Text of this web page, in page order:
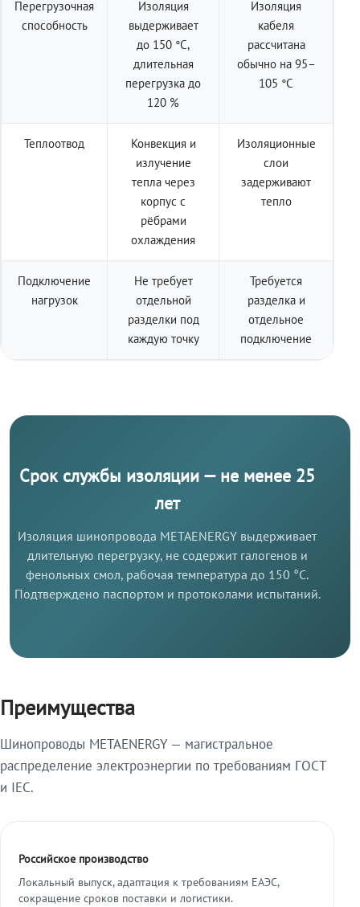
Перегрузочная
способность
Изоляция
выдерживает
до 150 °C,
длительная
перегрузка до
120 %
Изоляция
кабеля
рассчитана
обычно на 95–
105 °C
Теплоотвод
Конвекция и
излучение
тепла через
корпус с
рёбрами
охлаждения
Изоляционные
слои
задерживают
тепло
Подключение
нагрузок
Не требует
отдельной
разделки под
каждую точку
Требуется
разделка и
отдельное
подключение
Срок службы изоляции — не менее 25
лет
Изоляция шинопровода METAENERGY выдерживает
длительную перегрузку, не содержит галогенов и
фенольных смол, рабочая температура до 150 °C.
Подтверждено паспортом и протоколами испытаний.
Преимущества
Шинопроводы METAENERGY — магистральное
распределение электроэнергии по требованиям ГОСТ
и IEC.
Российское производство
Локальный выпуск, адаптация к требованиям ЕАЭС,
сокращение сроков поставки и логистики.